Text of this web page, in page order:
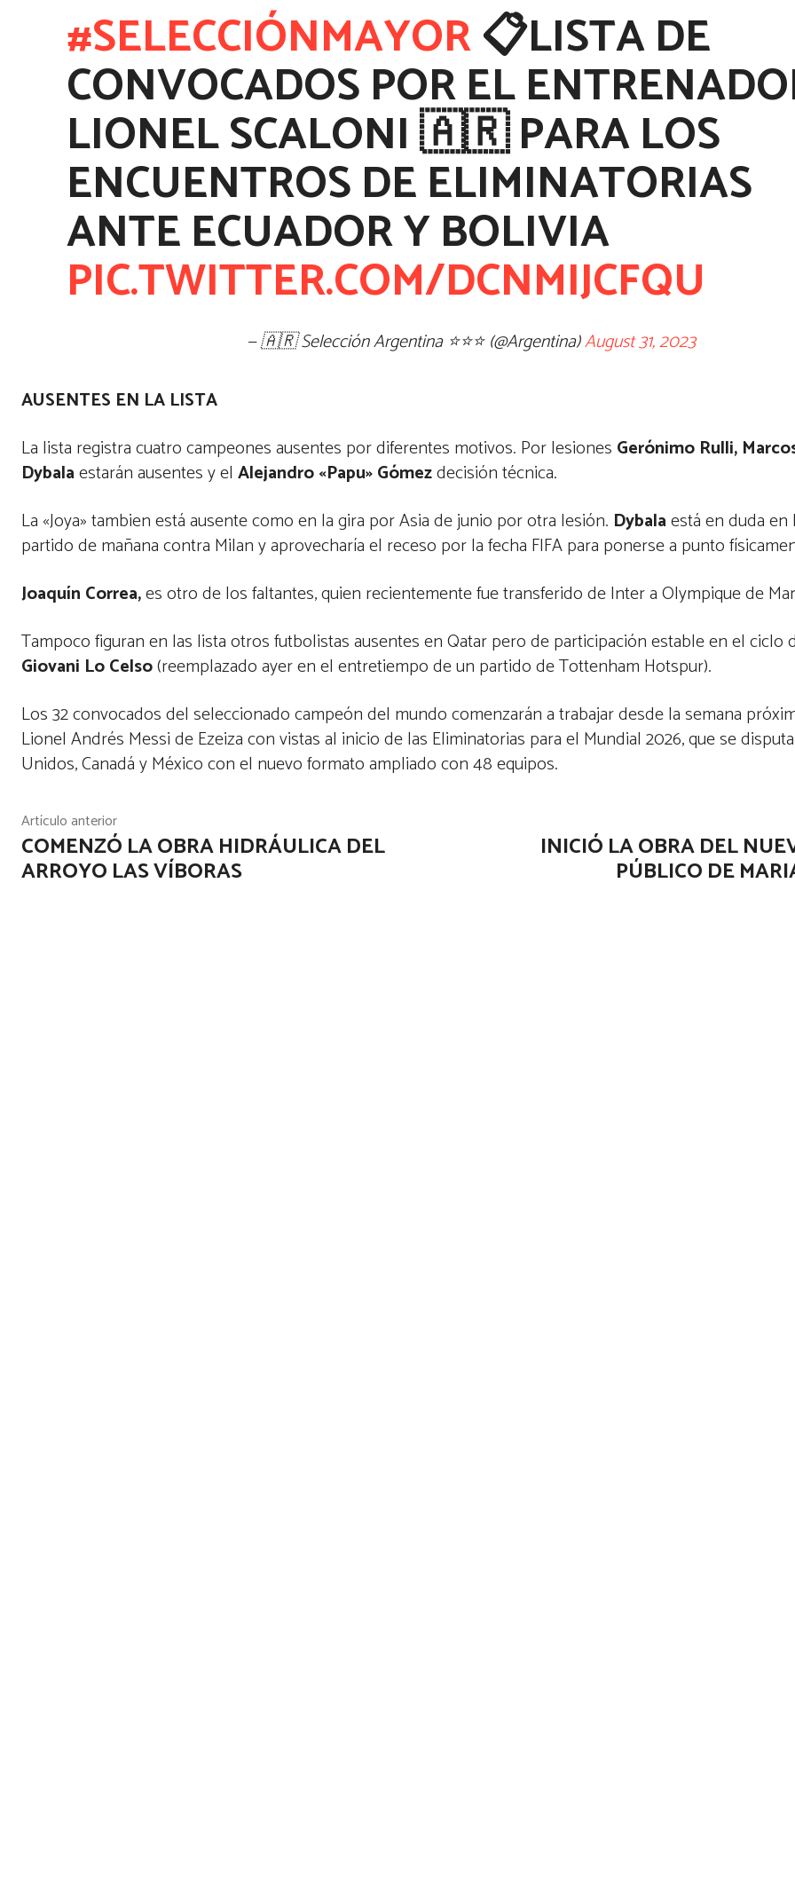
#SELECCIÓNMAYOR📋LISTA DE
CONVOCADOS POR EL
LIONEL SCALONI 🇦🇷 PARA LOS
ENCUENTROS DE ELIMINATORIAS
ANTE ECUADOR Y BOLIVIA
PIC.TWITTER.COM/DCNMIJCFQU
— 🇦🇷 Selección Argentina ⭐⭐⭐ (@Argentina)August 31, 2023
AUSENTES EN LA LISTA
La lista registra cuatro campeones ausentes por diferentes motivos. Por lesiones Gerónimo Rulli,
Dybalaestarán ausentes y el Alejandro «Papu» Gómezdecisión técnica.
La «Joya» tambien está ausente como en la gira por Asia de junio por otra lesión. Dybalaestá en duda en
partido de mañana contra Milan y aprovecharía el receso por la fecha FIFA para ponerse a punto
Joaquín Correa,es otro de los faltantes, quien recientemente fue transferido de Inter a Olympique de
Tampoco figuran en las lista otros futbolistas ausentes en Qatar pero de participación estable en el ciclo
Giovani Lo Celso(reemplazado ayer en el entretiempo de un partido de Tottenham Hotspur).
Los 32 convocados del seleccionado campeón del mundo comenzarán a trabajar desde la semana
Lionel Andrés Messi de Ezeiza con vistas al inicio de las Eliminatorias para el Mundial 2026, que se
Unidos, Canadá y México con el nuevo formato ampliado con 48 equipos.
Artículo anterior
COMENZÓ LA OBRA HIDRÁULICA DEL
ARROYO LAS VÍBORAS
INICIÓ LA OBRA DEL
PÚBLICO DE